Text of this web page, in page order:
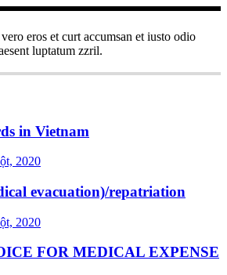
eros et curt accumsan et iusto odio
luptatum zzril.
in Vietnam
2020
evacuation)/repatriation
2020
FOR MEDICAL EXPENSE